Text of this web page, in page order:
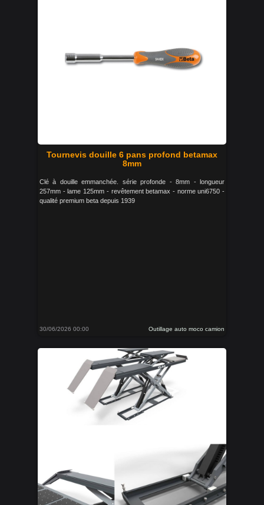
Tournevis douille 6 pans profond betamax
8mm
Clé à douille emmanchée. série profonde - 8mm - longueur
257mm - lame 125mm - revêtement betamax - norme uni6750 -
qualité premium beta depuis 1939
30/06/2026 00:00 Outillage auto moco camion